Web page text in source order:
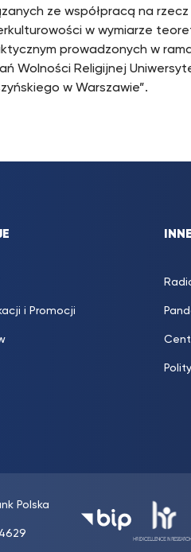
ze współpracą na
w wymiarze
prowadzonych w
Wolności Religijnej
w Warszawie”.
i Promocji
INNE
Polska